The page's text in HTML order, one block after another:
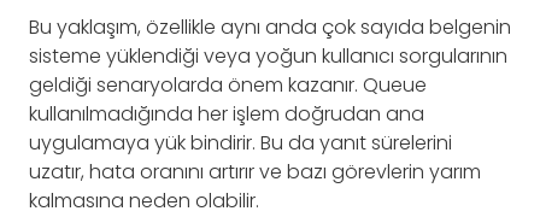
Bu yaklaşım, özellikle aynı anda çok sayıda belgenin
sisteme yüklendiği veya yoğun kullanıcı sorgularının
geldiği senaryolarda önem kazanır. Queue
kullanılmadığında her işlem doğrudan ana
uygulamaya yük bindirir. Bu da yanıt sürelerini
uzatır, hata oranını artırır ve bazı görevlerin yarım
kalmasına neden olabilir.